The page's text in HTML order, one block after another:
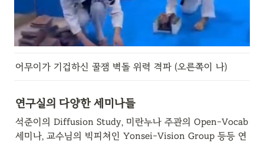
어무이가 기겁하신 꿀잼 벽돌 위력 격파 (오른쪽이 나)
연구실의 다양한 세미나들
석준이의 Diffusion Study, 미란누나 주관의 Open-Vocab
세미나, 교수님의 빅피쳐인 Yonsei-Vision Group 등등 연